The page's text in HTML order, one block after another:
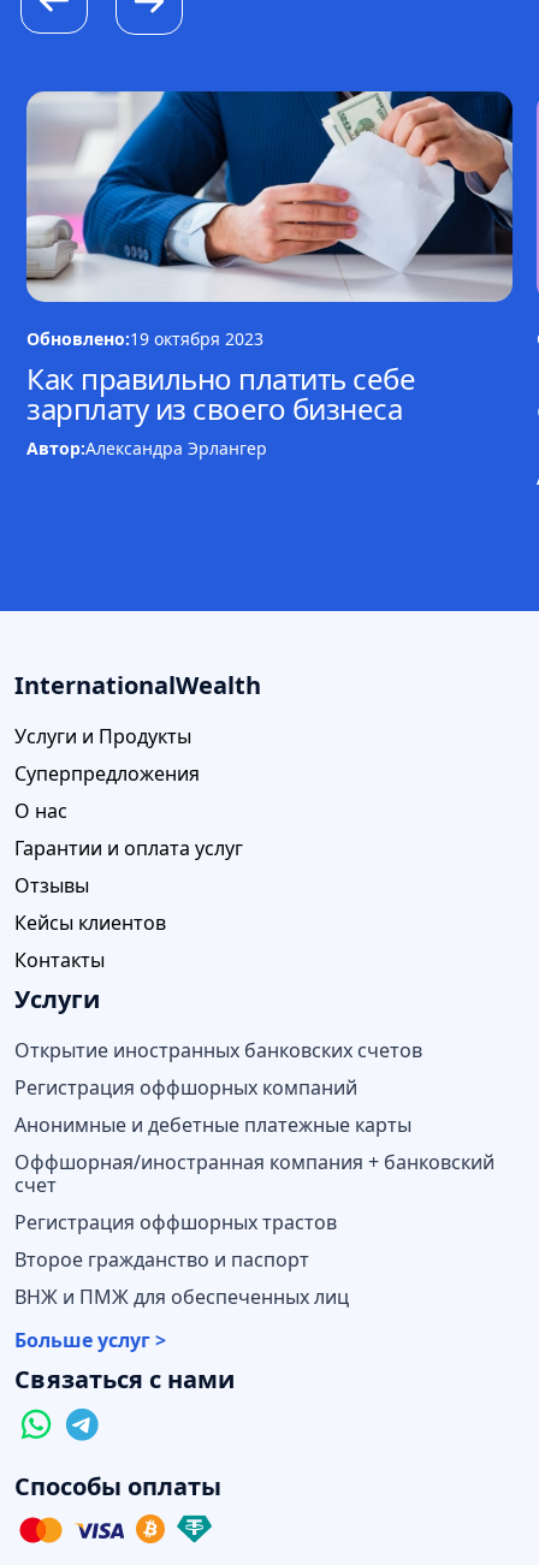
Обновлено:19 октября 2023
Как правильно платить себе
зарплату из своего бизнеса
Автор:Александра Эрлангер
InternationalWealth
Услуги и Продукты
Суперпредложения
О нас
Гарантии и оплата услуг
Отзывы
Кейсы клиентов
Контакты
Услуги
Открытие иностранных банковских счетов
Регистрация оффшорных компаний
Анонимные и дебетные платежные карты
Оффшорная/иностранная компания + банковский
счет
Регистрация оффшорных трастов
Второе гражданство и паспорт
ВНЖ и ПМЖ для обеспеченных лиц
Больше услуг >
Связаться с нами
Способы оплаты